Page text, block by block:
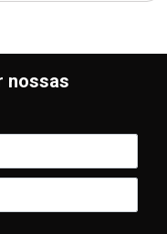
nossas